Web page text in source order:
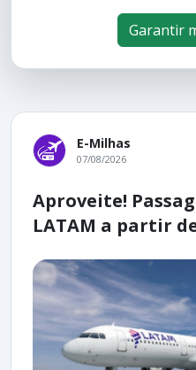
Garantir
E-Milhas
07/08/2026
Aproveite!
LATAM a partir